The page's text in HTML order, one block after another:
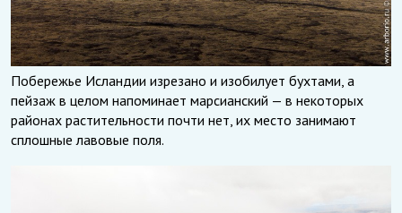
Побережье Исландии изрезано и изобилует бухтами, а
пейзаж в целом напоминает марсианский — в некоторых
районах растительности почти нет, их место занимают
сплошные лавовые поля.